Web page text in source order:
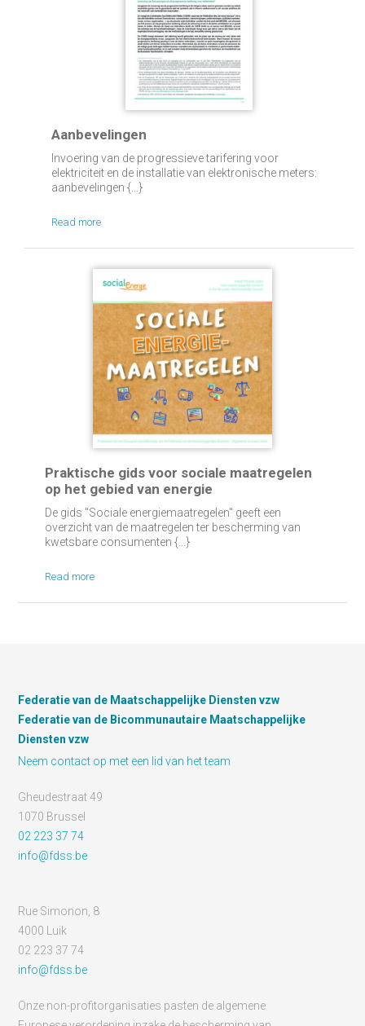
Aanbevelingen
Invoering van de progressieve tarifering voor
elektriciteit en de installatie van elektronische meters:
aanbevelingen {...}
Read more
Praktische gids voor sociale maatregelen
op het gebied van energie
De gids "Sociale energiemaatregelen" geeft een
overzicht van de maatregelen ter bescherming van
kwetsbare consumenten {...}
Read more
Federatie van de Maatschappelijke Diensten vzw
Federatie van de Bicommunautaire Maatschappelijke
Diensten vzw
Neem contact op met een lid van het team
Gheudestraat 49
1070 Brussel
02 223 37 74
info@fdss.be
Rue Simonon, 8
4000 Luik
02 223 37 74
info@fdss.be
Onze non-profitorganisaties pasten de algemene